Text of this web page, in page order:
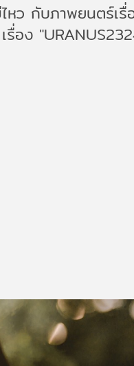
หว กับภาพยนตร์
อง